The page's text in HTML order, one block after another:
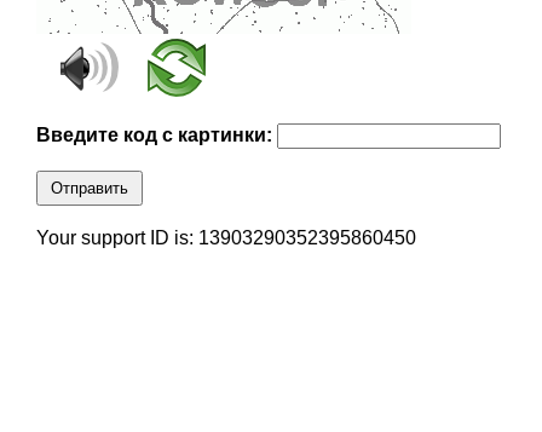
Введите код с картинки:
Отправить
Your support ID is: 13903290352395860450